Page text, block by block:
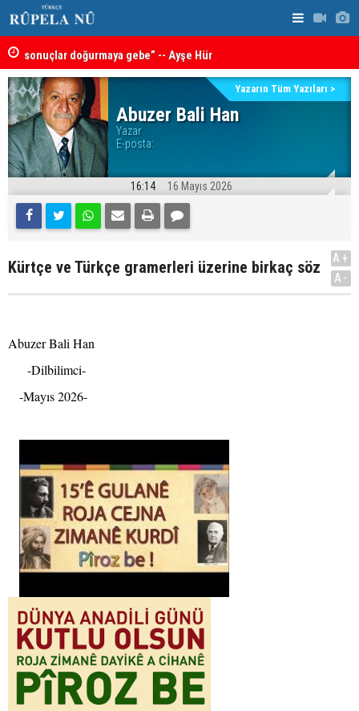
sonuçlar doğurmaya gebe” -- Ayşe Hür
Türkiye, Suudi Arabistan ve Pakistan’dan savunma
anlaşması: Bir üyeye saldırı, tüm üyelere yapılmış
sayılacak
Önemli
Abuzer Bali Han
Yazar
E-posta:
Yazarın Tüm Yazıları >
16:14 16 Mayıs 2026
Kürtçe ve Türkçe gramerleri üzerine birkaç söz
A+
A-
Abuzer Bali Han
-Dilbilimci-
-Mayıs 2026-